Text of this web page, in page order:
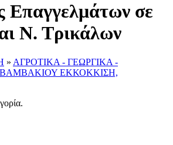
Επαγγελμάτων σε
Ν. Τρικάλων
» ΑΓΡΟΤΙΚΑ - ΓΕΩΡΓΙΚΑ -
ΒΑΜΒΑΚΙΟΥ ΕΚΚΟΚΚΙΣΗ,